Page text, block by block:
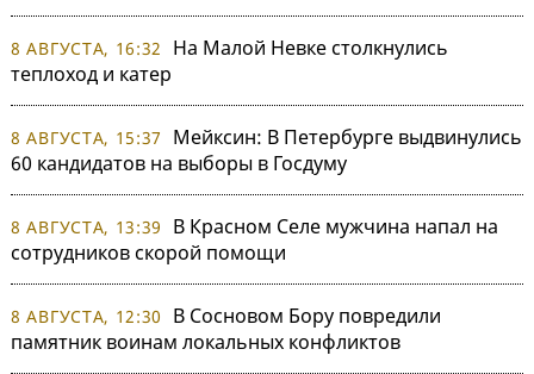
8 АВГУСТА, 16:32
На Малой Невке столкнулись
теплоход и катер
8 АВГУСТА, 15:37
Мейксин: В Петербурге выдвинулись
60 кандидатов на выборы в Госдуму
8 АВГУСТА, 13:39
В Красном Селе мужчина напал на
сотрудников скорой помощи
8 АВГУСТА, 12:30
В Сосновом Бору повредили
памятник воинам локальных конфликтов